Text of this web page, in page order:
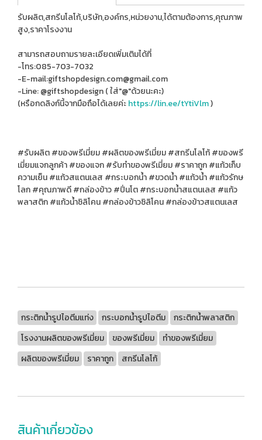
รับผลิต,สกรีนโลโก้,บริษัท,องค์กร,หน่วยงาน,ได้ตามต้องการ,คุณภาพ
สูง,ราคาโรงงาน
สามารถสอบถามรายละเอียดเพิ่มเติมได้ที่
-โทร:085-703-7032
-E-mail:giftshopdesign.com@gmail.com
-Line: @giftshopdesign ( ใส่"@"ด้วยนะคะ)
(หรือกดลิงก์นี้จากมือถือได้เลยค่ะhttps://lin.ee/tYtiVlm)
#รับผลิต #ของพรีเมี่ยม #ผลิตของพรีเมี่ยม #สกรีนโลโก้ #ของพรี
เมี่ยมแจกลูกค้า #ของแจก #รับทําของพรีเมี่ยม #ราคาถูก #แก้วเก็บ
ความเย็น #แก้วสแตนเลส #กระบอกน้ำ #ขวดน้ำ #แก้วน้ำ #แก้วรักษ
โลก #คุณภาพดี #กล่องข้าว #ปิ่นโต #กระบอกน้ำสแตนเลส #แก้ว
พลาสติก #แก้วน้ำซิลิโคน #กล่องข้าวซิลิโคน #กล่องข้าวสแตนเลส
กระติกน้ำรูปไอตีมแท่ง กระบอกน้ำรูปไอตีม
กระติกน้ำพลาสติก
โรงงานผลิตของพรีเมี่ยม
ของพรีเมี่ยม
ทำของพรีเมี่ยม
ผลิตของพรีเมี่ยม
ราคาถูก สกรีนโลโก้
สินค้าเกี่ยวข้อง